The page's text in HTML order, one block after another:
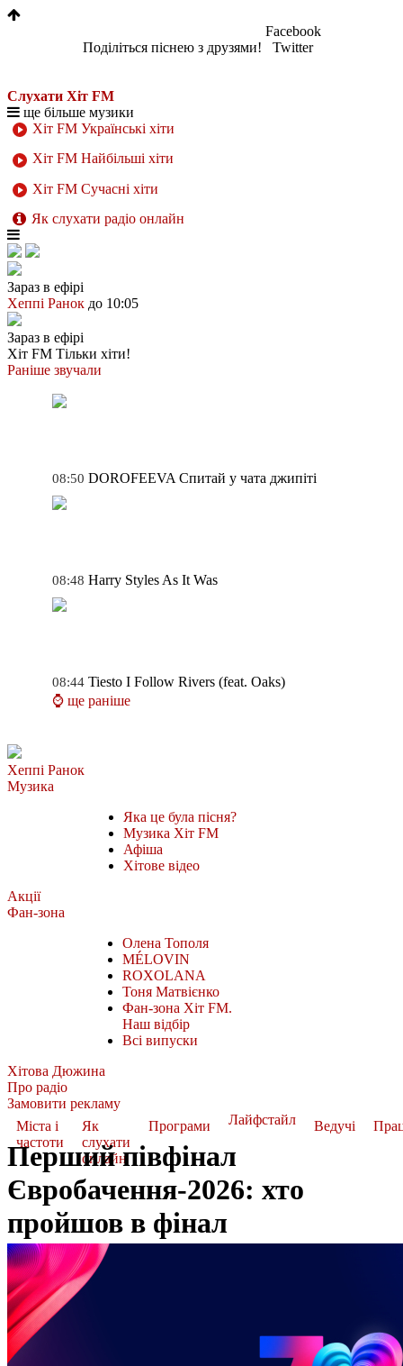
Поділіться піснею з друзями!
Facebook
Twitter
Слухати Хіт FM
ще більше музики
Хіт FM Українські хіти
Хіт FM Найбільші хіти
Хіт FM Сучасні хіти
Як слухати радіо онлайн
Зараз в ефірі
Хеппі Ранок до 10:05
Зараз в ефірі
Хіт FM Тільки хіти!
Раніше звучали
08:50 DOROFEEVA Спитай у чата джипіті
08:48 Harry Styles As It Was
08:44 Tiesto I Follow Rivers (feat. Oaks)
⌚ ще раніше
Хеппі Ранок
Музика
Яка це була пісня?
Музика Хіт FM
Афіша
Хітове відео
Акції
Фан-зона
Олена Тополя
MÉLOVIN
ROXOLANA
Тоня Матвієнко
Фан-зона Хіт FM.
Наш відбір
Всі випуски
Хітова Дюжина
Про радіо
Замовити рекламу
Міста і
частоти
Як
слухати
онлайн
Програми Лайфстайл Ведучі
Перший півфінал
Євробачення-2026: хто
пройшов в фінал